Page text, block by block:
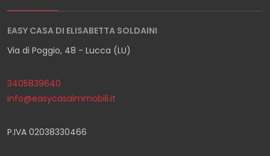
EASY CASA DI ELISABETTA SOLDAINI
Via di Poggio, 48 - Lucca (LU)
3405839640
info@easycasaimmobili.it
P.IVA 02038330466